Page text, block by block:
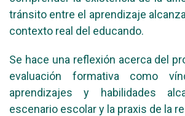
tránsito entre el aprendizaje
contexto real del educando.
Se hace una reflexión acerca del
evaluación formativa como
aprendizajes y habilidades
escenario escolar y la praxis de la